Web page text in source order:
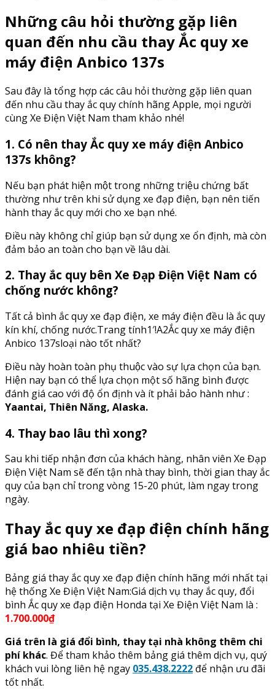
Những câu hỏi thường gặp liên
quan đến nhu cầu thay Ắc quy xe
máy điện Anbico 137s
Sau đây là tổng hợp các câu hỏi thường gặp liên quan
đến nhu cầu thay ắc quy chính hãng Apple, mọi người
cùng Xe Điện Việt Nam tham khảo nhé!
1. Có nên thay Ắc quy xe máy điện Anbico
137s không?
Nếu bạn phát hiện một trong những triệu chứng bất
thường như trên khi sử dụng xe đạp điện, bạn nên tiến
hành thay ắc quy mới cho xe bạn nhé.
Điều này không chỉ giúp bạn sử dụng xe ổn định, mà còn
đảm bảo an toàn cho bạn về lâu dài.
2. Thay ắc quy bên Xe Đạp Điện Việt Nam có
chống nước không?
Tất cả bình ắc quy xe đạp điện, xe máy điện đều là ắc quy
kín khí, chống nước.Trang tính1′!A2Ắc quy xe máy điện
Anbico 137sloại nào tốt nhất?
Điều này hoàn toàn phụ thuộc vào sự lựa chọn của bạn.
Hiện nay bạn có thể lựa chọn một số hãng bình được
đánh giá cao với độ ổn định và ít phải bảo hành như :
Yaantai, Thiên Năng, Alaska.
4. Thay bao lâu thì xong?
Sau khi tiếp nhận đơn của khách hàng, nhân viên Xe Đạp
Điện Việt Nam sẽ đến tận nhà thay bình, thời gian thay ắc
quy của bạn chỉ trong vòng 15-20 phút, làm ngay trong
ngày.
Thay ắc quy xe đạp điện chính hãng
giá bao nhiêu tiền?
Bảng giá thay ắc quy xe đạp điện chính hãng mới nhất tại
hệ thống Xe Điện Việt Nam:Giá dịch vụ thay ắc quy, đổi
bình Ắc quy xe đạp điện Honda tại Xe Điện Việt Nam là :
1.700.000₫
Giá trên là giá đổi bình, thay tại nhà không thêm chi
phí khác. Để tham khảo thêm bảng giá thêm dịch vụ, quý
khách vui lòng liên hệ ngay 035.438.2222 để nhận ưu đãi
tốt nhất.